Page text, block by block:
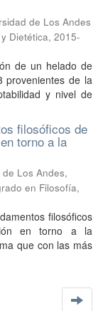
de Los Andes
Dietética, 2015-
de un helado de
provenientes de la
y nivel de
filosóficos de
torno a la
Los Andes,
en Filosofía,
filosóficos
en torno a la
que con las más